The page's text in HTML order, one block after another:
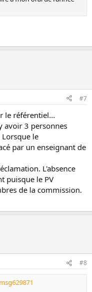
#7
le référentiel...
avoir 3 personnes
le
par un enseignant de
L'absence
puisque le PV
de la commission.
#8